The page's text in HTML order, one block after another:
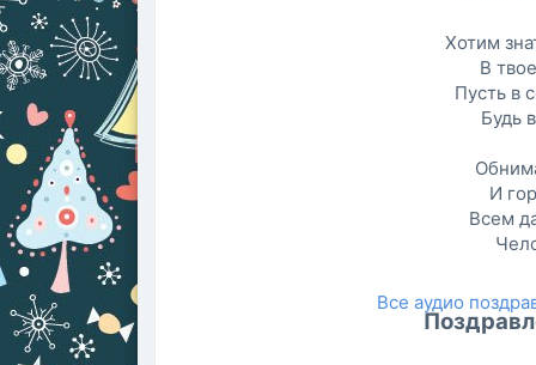
Хотим
В
Пусть в
Будь
И
Всем
Все аудио